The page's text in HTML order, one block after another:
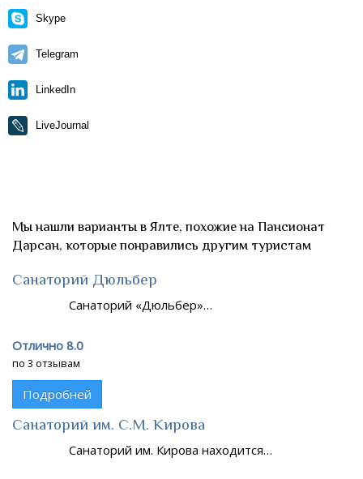
Skype
Telegram
LinkedIn
LiveJournal
Мы нашли варианты в Ялте, похожие на Пансионат
Дарсан, которые понравились другим туристам
Санаторий Дюльбер
Санаторий «Дюльбер»…
Отлично 8.0
по 3 отзывам
Подробней
Санаторий им. С.М. Кирова
Санаторий им. Кирова находится…